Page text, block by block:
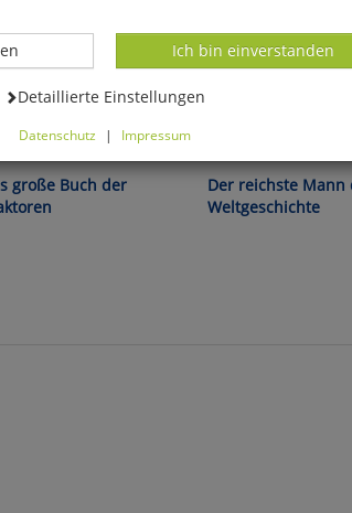
Mößmer:
große Buch der
Der reichste Mann
Weltgeschichte
Datenverarbeitung -
Ich bin einverstanden
-
Datenverarbeitung -
Detaillierte Einstellungen
Datenschutz | Impressum
Besuch nur mit zwingend notwendigen
Sie, dass auf Basis Ihrer Einstellungen
der Seite zur Verfügung stehen.